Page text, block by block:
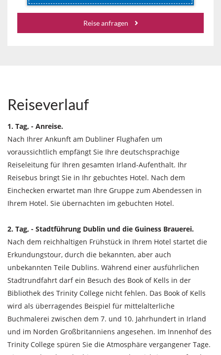
Reise anfragen
Reiseverlauf
1. Tag, - Anreise.
Nach Ihrer Ankunft am Dubliner Flughafen um
voraussichtlich empfängt Sie Ihre deutschsprachige
Reiseleitung für Ihren gesamten Irland-Aufenthalt. Ihr
Reisebus bringt Sie in Ihr gebuchtes Hotel. Nach dem
Einchecken erwartet man Ihre Gruppe zum Abendessen in
Ihrem Hotel. Sie übernachten im gebuchten Hotel.
2. Tag, - Stadtführung Dublin und die Guiness Brauerei.
Nach dem reichhaltigen Frühstück in Ihrem Hotel startet die
Erkundungstour, durch die bekannten, aber auch
unbekannten Teile Dublins. Während einer ausführlichen
Stadtrundfahrt darf ein Besuch des Book of Kells in der
Bibliothek des Trinity College nicht fehlen. Das Book of Kells
wird als überragendes Beispiel für mittelalterliche
Buchmalerei zwischen dem 7. und 10. Jahrhundert in Irland
und im Norden Großbritanniens angesehen. Im Innenhof des
Trinity College spüren Sie die Atmosphäre vergangener Tage.